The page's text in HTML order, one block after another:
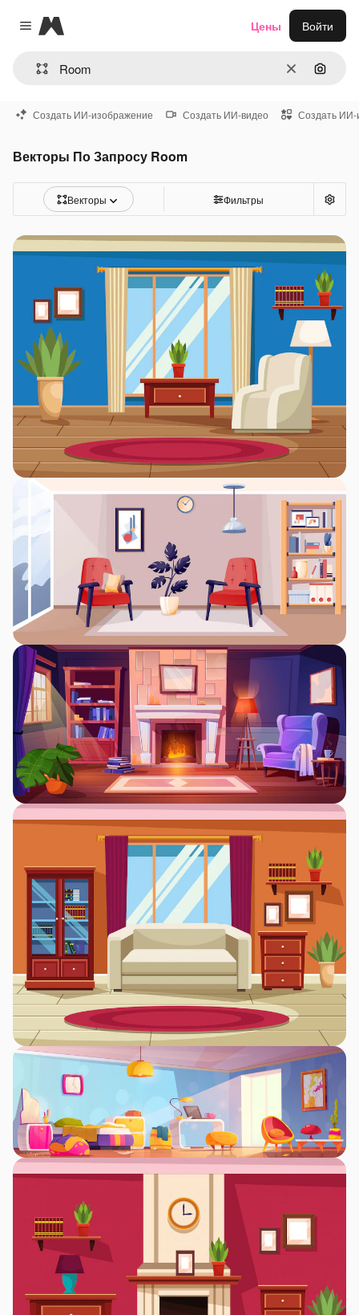
Close menu
Magnific
ОчиститьПоиск
Цены Войти
Создать ИИ-изображение Создать ИИ-видео Создать ИИ-
Векторы По Запросу Room
Векторы Фильтры